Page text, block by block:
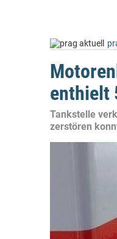
enthielt
Tankstelle
zerstören